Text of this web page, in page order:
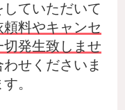
ていただいて
頼料やキャンセ
発生致しませ
せくださいま
。